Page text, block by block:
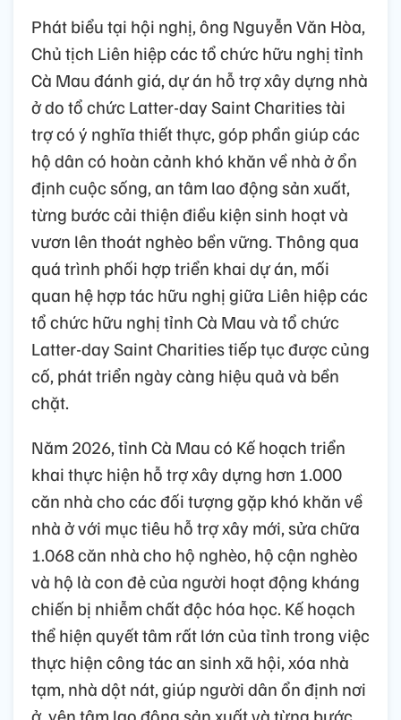
Phát biểu tại hội nghị, ông Nguyễn Văn Hòa,
Chủ tịch Liên hiệp các tổ chức hữu nghị tỉnh
Cà Mau đánh giá, dự án hỗ trợ xây dựng nhà
ở do tổ chức Latter-day Saint Charities tài
trợ có ý nghĩa thiết thực, góp phần giúp các
hộ dân có hoàn cảnh khó khăn về nhà ở ổn
định cuộc sống, an tâm lao động sản xuất,
từng bước cải thiện điều kiện sinh hoạt và
vươn lên thoát nghèo bền vững. Thông qua
quá trình phối hợp triển khai dự án, mối
quan hệ hợp tác hữu nghị giữa Liên hiệp các
tổ chức hữu nghị tỉnh Cà Mau và tổ chức
Latter-day Saint Charities tiếp tục được củng
cố, phát triển ngày càng hiệu quả và bền
chặt.
Năm 2026, tỉnh Cà Mau có Kế hoạch triển
khai thực hiện hỗ trợ xây dựng hơn 1.000
căn nhà cho các đối tượng gặp khó khăn về
nhà ở với mục tiêu hỗ trợ xây mới, sửa chữa
1.068 căn nhà cho hộ nghèo, hộ cận nghèo
và hộ là con đẻ của người hoạt động kháng
chiến bị nhiễm chất độc hóa học. Kế hoạch
thể hiện quyết tâm rất lớn của tỉnh trong việc
thực hiện công tác an sinh xã hội, xóa nhà
tạm, nhà dột nát, giúp người dân ổn định nơi